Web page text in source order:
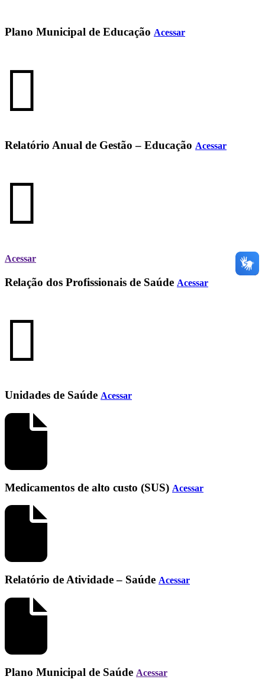
Plano Municipal de Educação Acessar
Relatório Anual de Gestão – Educação Acessar
Acessar
Relação dos Profissionais de Saúde Acessar
Unidades de Saúde Acessar
Medicamentos de alto custo (SUS) Acessar
Relatório de Atividade – Saúde Acessar
Plano Municipal de Saúde Acessar